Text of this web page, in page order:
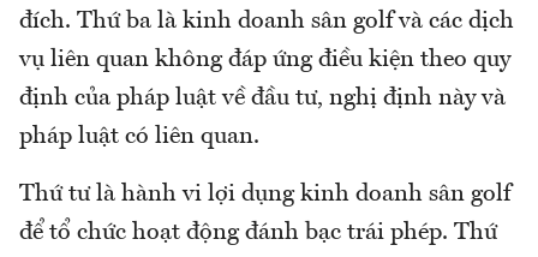
đích. Thứ ba là kinh doanh sân golf và các dịch
vụ liên quan không đáp ứng điều kiện theo quy
định của pháp luật về đầu tư, nghị định này và
pháp luật có liên quan.
Thứ tư là hành vi lợi dụng kinh doanh sân golf
để tổ chức hoạt động đánh bạc trái phép. Thứ